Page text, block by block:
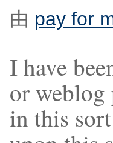
由 pay for
I have
or weblog
in this